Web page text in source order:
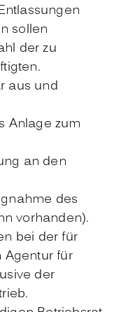
sollen
der zu
aus und
Anlage zum
an den
des
vorhanden).
bei der für
Agentur für
der